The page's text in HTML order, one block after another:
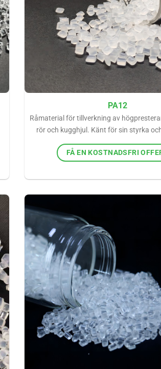
PA12
Råmaterial för tillverkning av
rör och kugghjul. Känt för sin styrka
FÅ EN KOSTNADSFRI